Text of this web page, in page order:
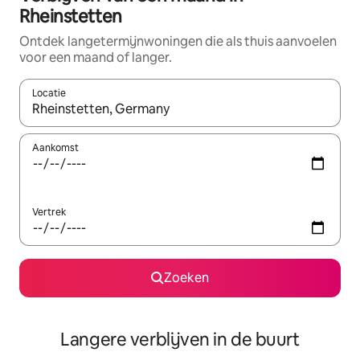
Rheinstetten
Ontdek langetermijnwoningen die als thuis aanvoelen
voor een maand of langer.
Locatie
Wanneer er resultaten beschikbaar zijn, maak je een keuze
Aankomst
Vertrek
Zoeken
Langere verblijven in de buurt